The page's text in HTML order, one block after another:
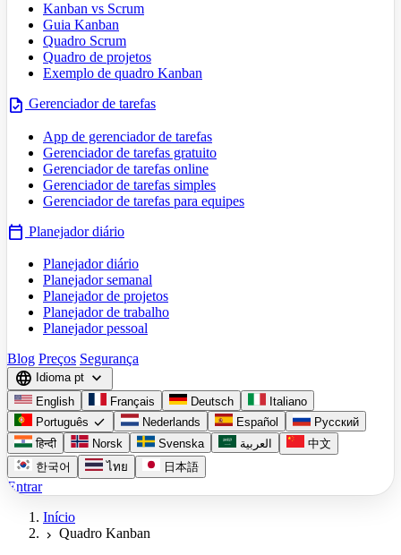
Kanban vs Scrum
Guia Kanban
Quadro Scrum
Quadro de projetos
Exemplo de quadro Kanban
task Gerenciador de tarefas
App de gerenciador de tarefas
Gerenciador de tarefas gratuito
Gerenciador de tarefas online
Gerenciador de tarefas simples
Gerenciador de tarefas para equipes
calendar_today Planejador diário
Planejador diário
Planejador semanal
Planejador de projetos
Planejador de trabalho
Planejador pessoal
Blog Preços Segurança
language Idioma pt expand_more
English Français Deutsch
Italiano
Português check Nederlands Español
Русский
हिन्दी
Norsk Svenska العربية
中文
한국어
ไทย 日本語
Entrar
Início
chevron_right Quadro Kanban